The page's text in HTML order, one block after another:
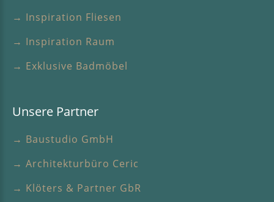
→ Inspiration Fliesen
→ Inspiration Raum
→ Exklusive Badmöbel
Unsere Partner
→ Baustudio GmbH
→ Architekturbüro Ceric
→ Klöters & Partner GbR